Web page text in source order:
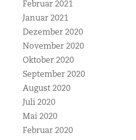
Februar 2021
Januar 2021
Dezember 2020
November 2020
Oktober 2020
September 2020
August 2020
Juli 2020
Mai 2020
Februar 2020